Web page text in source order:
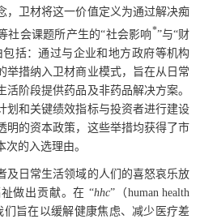
，卫材将这一价值定义为通过解决痴
社会课题所产生的“社会影响*”与“财
括：通过与企业和地方政府等机构
举措纳入卫材商业模式，旨在从日常
活阶段提供药品及非药品解决方案。
划和关键绩效指标与投资者进行建设
明的资本政策，这些举措均获得了市
的入选理由。
及日常生活领域的人们的喜怒哀乐放
做出贡献。在 “hhc”（human health
们旨在以缓解健康焦虑、减少医疗差